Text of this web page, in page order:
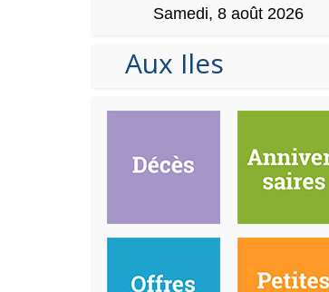
Samedi, 8 août 2026
Aux Iles